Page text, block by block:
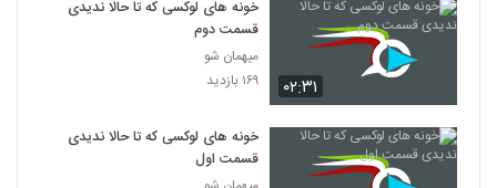
۰۲:۳۱
خونه های لوکسی که تا حالا ندیدی
قسمت دوم
میهمان شو
۱۶۹ بازدید
خونه های لوکسی که تا حالا ندیدی
قسمت اول